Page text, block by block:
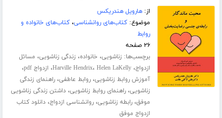
از:هارویل هندریکس
موضوع:کتاب‌های روانشناسی،کتاب‌های خانواده و
روابط
۲۶ صفحه
برچسب‌ها: زناشویی، خانواده، زندگی زناشویی، مسائل
ازدواج، Harville Hendrix، Helen LaKelly ، ازدواج pdf ،
آموزش روابط زناشویی،روابط عاطفی،راهنمای زندگی
زناشویی،راهنمای روابط زناشویی،داشتن زندگی زناشویی
موفق،رابطه زناشویی،روانشناسی ازدواج،دانلود کتاب
ازدواج موفق